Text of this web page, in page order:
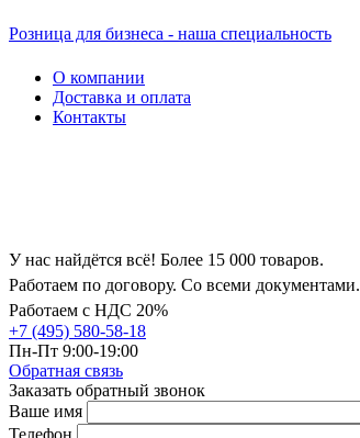
Розница для бизнеса - наша специальность
О компании
Доставка и оплата
Контакты
У нас найдётся всё! Более 15 000 товаров.
Работаем по договору. Со всеми документами.
Работаем с НДС 20%
+7 (495) 580-58-18
Пн-Пт 9:00-19:00
Обратная связь
Заказать обратный звонок
Ваше имя
Телефон